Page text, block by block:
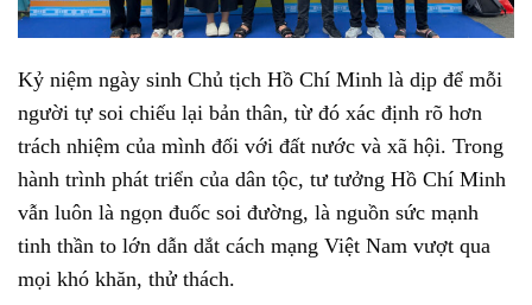
Kỷ niệm ngày sinh Chủ tịch Hồ Chí Minh là dịp để mỗi
người tự soi chiếu lại bản thân, từ đó xác định rõ hơn
trách nhiệm của mình đối với đất nước và xã hội. Trong
hành trình phát triển của dân tộc, tư tưởng Hồ Chí Minh
vẫn luôn là ngọn đuốc soi đường, là nguồn sức mạnh
tinh thần to lớn dẫn dắt cách mạng Việt Nam vượt qua
mọi khó khăn, thử thách.